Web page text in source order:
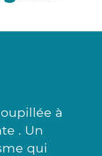
à
. Un
qui